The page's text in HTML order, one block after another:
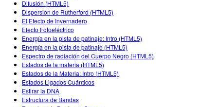
Simulaciones Traducidas
Customizable Sims
Aprendizaje Profesional con PhET
Enseñando con PhET
Data Fluency
DEIB en Educación STEM
SceneryStack OSE
Reporte de Impacto
INGRESAR / REGISTRARSE
Difusión (HTML5)
Dispersión de Rutherford (HTML5)
El Efecto de Invernadero
Efecto Fotoeléctrico
Energía en la pista de patinaje: Intro (HTML5)
Energía en la pista de patinaje (HTML5)
Espectro de radiación del Cuerpo Negro (HTML5)
Estados de la materia (HTML5)
Estados de la Materia: Intro (HTML5)
Estados Ligados Cuánticos
Estirar la DNA
Estructura de Bandas